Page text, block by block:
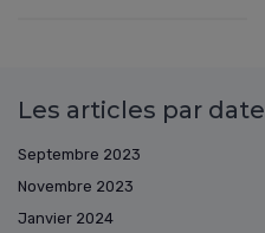
Les articles par date
Septembre 2023
Novembre 2023
Janvier 2024